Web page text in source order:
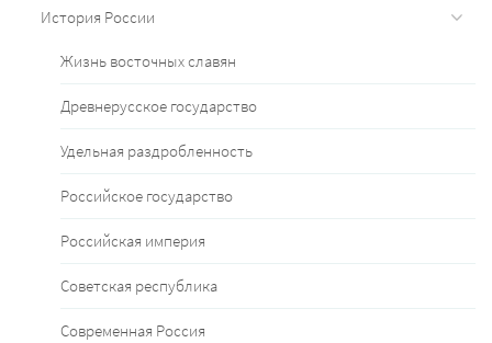
История России
Жизнь восточных славян
Древнерусское государство
Удельная раздробленность
Российское государство
Российская империя
Советская республика
Современная Россия